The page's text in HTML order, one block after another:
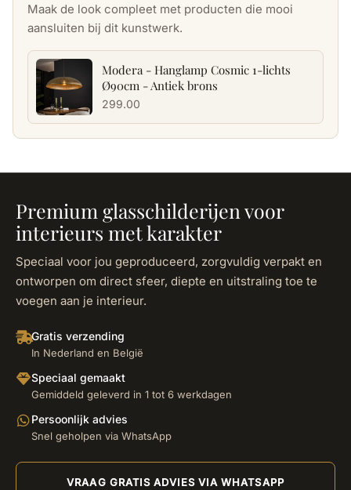
Maak de look compleet met producten die mooi
aansluiten bij dit kunstwerk.
Modera - Hanglamp Cosmic 1-lichts
Ø90cm - Antiek brons
299.00
Premium glasschilderijen voor
interieurs met karakter
Speciaal voor jou geproduceerd, zorgvuldig verpakt en
ontworpen om direct sfeer, diepte en uitstraling toe te
voegen aan je interieur.
Gratis verzending
In Nederland en België
Speciaal gemaakt
Gemiddeld geleverd in 1 tot 6 werkdagen
Persoonlijk advies
Snel geholpen via WhatsApp
VRAAG GRATIS ADVIES VIA WHATSAPP